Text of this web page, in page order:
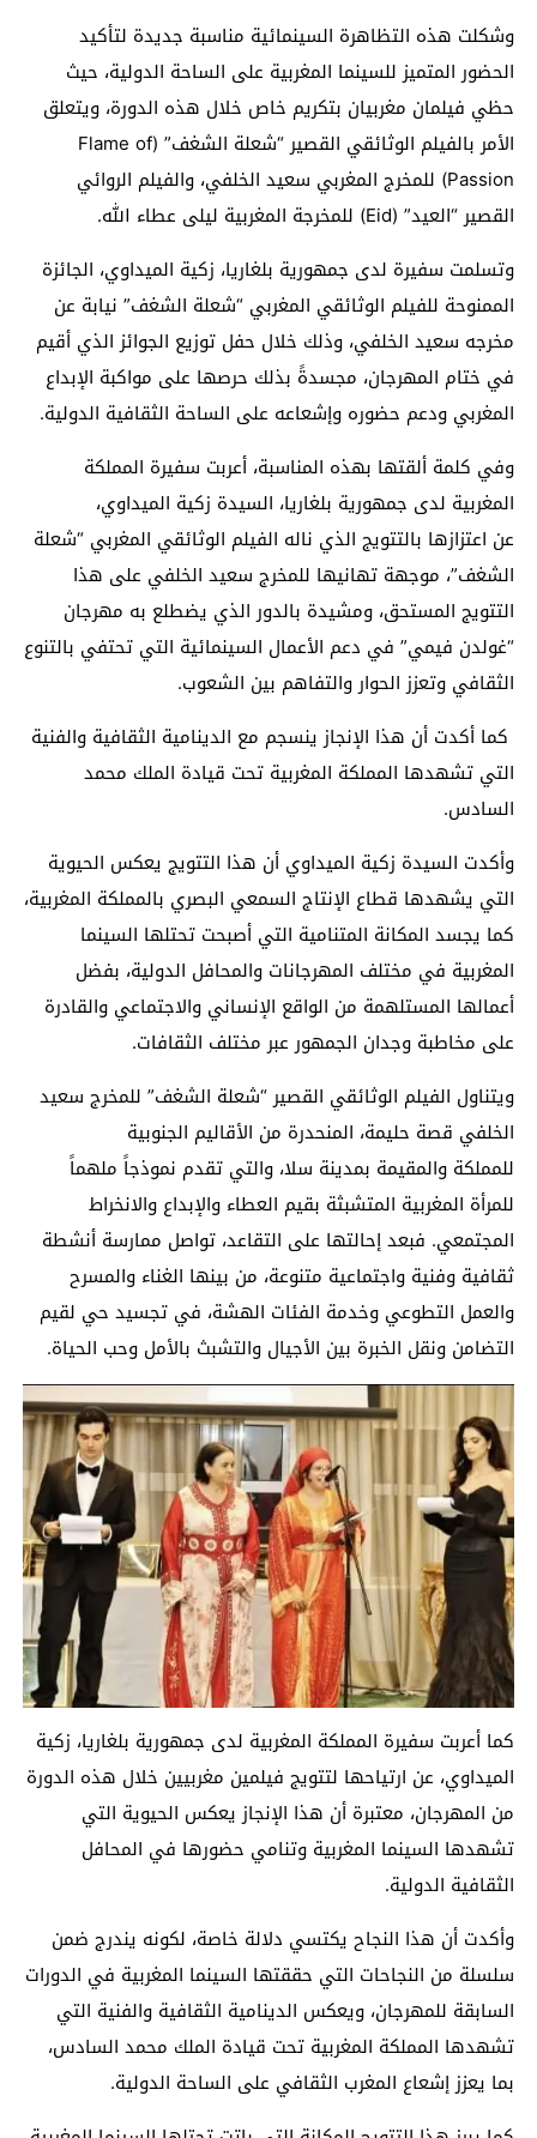
وشكلت هذه التظاهرة السينمائية مناسبة جديدة لتأكيد
الحضور المتميز للسينما المغربية على الساحة الدولية، حيث
حظي فيلمان مغربيان بتكريم خاص خلال هذه الدورة، ويتعلق
الأمر بالفيلم الوثائقي القصير “شعلة الشغف” (Flame of
Passion) للمخرج المغربي سعيد الخلفي، والفيلم الروائي
القصير “العيد” (Eid) للمخرجة المغربية ليلى عطاء الله.
وتسلمت سفيرة لدى جمهورية بلغاريا، زكية الميداوي، الجائزة
الممنوحة للفيلم الوثائقي المغربي “شعلة الشغف” نيابة عن
مخرجه سعيد الخلفي، وذلك خلال حفل توزيع الجوائز الذي أقيم
في ختام المهرجان، مجسدةً بذلك حرصها على مواكبة الإبداع
المغربي ودعم حضوره وإشعاعه على الساحة الثقافية الدولية.
وفي كلمة ألقتها بهذه المناسبة، أعربت سفيرة المملكة
المغربية لدى جمهورية بلغاريا، السيدة زكية الميداوي،
عن اعتزازها بالتتويج الذي ناله الفيلم الوثائقي المغربي “شعلة
الشغف”، موجهة تهانيها للمخرج سعيد الخلفي على هذا
التتويج المستحق، ومشيدة بالدور الذي يضطلع به مهرجان
“غولدن فيمي” في دعم الأعمال السينمائية التي تحتفي بالتنوع
الثقافي وتعزز الحوار والتفاهم بين الشعوب.
كما أكدت أن هذا الإنجاز ينسجم مع الدينامية الثقافية والفنية
التي تشهدها المملكة المغربية تحت قيادة الملك محمد
السادس.
وأكدت السيدة زكية الميداوي أن هذا التتويج يعكس الحيوية
التي يشهدها قطاع الإنتاج السمعي البصري بالمملكة المغربية،
كما يجسد المكانة المتنامية التي أصبحت تحتلها السينما
المغربية في مختلف المهرجانات والمحافل الدولية، بفضل
أعمالها المستلهمة من الواقع الإنساني والاجتماعي والقادرة
على مخاطبة وجدان الجمهور عبر مختلف الثقافات.
ويتناول الفيلم الوثائقي القصير “شعلة الشغف” للمخرج سعيد
الخلفي قصة حليمة، المنحدرة من الأقاليم الجنوبية
للمملكة والمقيمة بمدينة سلا، والتي تقدم نموذجاً ملهماً
للمرأة المغربية المتشبثة بقيم العطاء والإبداع والانخراط
المجتمعي. فبعد إحالتها على التقاعد، تواصل ممارسة أنشطة
ثقافية وفنية واجتماعية متنوعة، من بينها الغناء والمسرح
والعمل التطوعي وخدمة الفئات الهشة، في تجسيد حي لقيم
التضامن ونقل الخبرة بين الأجيال والتشبث بالأمل وحب الحياة.
كما أعربت سفيرة المملكة المغربية لدى جمهورية بلغاريا، زكية
الميداوي، عن ارتياحها لتتويج فيلمين مغربيين خلال هذه الدورة
من المهرجان، معتبرة أن هذا الإنجاز يعكس الحيوية التي
تشهدها السينما المغربية وتنامي حضورها في المحافل
الثقافية الدولية.
وأكدت أن هذا النجاح يكتسي دلالة خاصة، لكونه يندرج ضمن
سلسلة من النجاحات التي حققتها السينما المغربية في الدورات
السابقة للمهرجان، ويعكس الدينامية الثقافية والفنية التي
تشهدها المملكة المغربية تحت قيادة الملك محمد السادس،
بما يعزز إشعاع المغرب الثقافي على الساحة الدولية.